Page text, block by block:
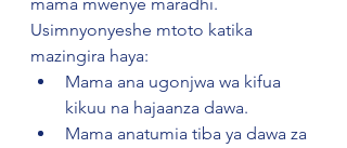
Usimnyonyeshe mtoto katika
mazingira haya:
Mama ana ugonjwa wa kifua
kikuu na hajaanza dawa.
Mama anatumia tiba ya dawa za